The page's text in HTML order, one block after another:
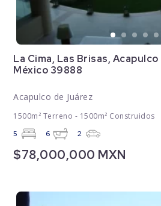
La Cima, Las Brisas,
México 39888
Acapulco de Juárez
1500m² Terreno - 1500m² Construidos
5 6 2
$78,000,000 MXN